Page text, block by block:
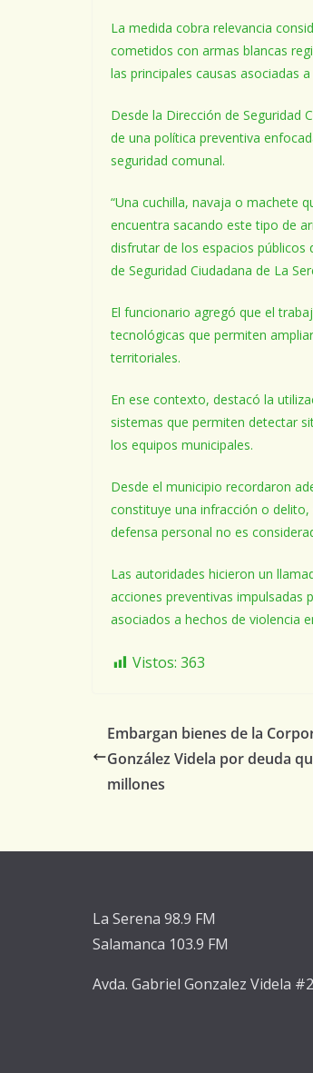
La medida cobra relevancia
cometidos con armas blancas
las principales causas asociadas
Desde la Dirección de Seguridad
de una política preventiva
seguridad comunal.
“Una cuchilla, navaja o machete
encuentra sacando este tipo de
disfrutar de los espacios públicos
de Seguridad Ciudadana de La
El funcionario agregó que el
tecnológicas que permiten
territoriales.
En ese contexto, destacó la
sistemas que permiten detectar
los equipos municipales.
Desde el municipio recordaron
constituye una infracción o
defensa personal no es
Las autoridades hicieron un
acciones preventivas impulsadas
asociados a hechos de violencia
Vistos: 363
Embargan bienes de la
González Videla por deuda
millones
La Serena 98.9 FM
Salamanca 103.9 FM
Avda. Gabriel Gonzalez Videla